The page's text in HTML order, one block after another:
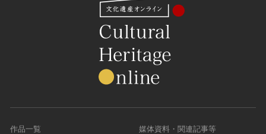
作品一覧 媒体資料・関連記事等